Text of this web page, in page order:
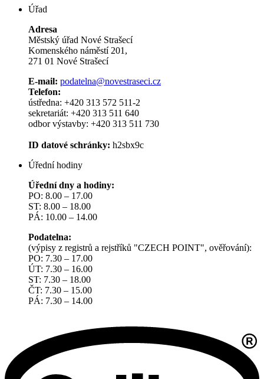
Úřad
Adresa
Městský úřad Nové Strašecí
Komenského náměstí 201,
271 01 Nové Strašecí
E-mail: podatelna@novestraseci.cz
Telefon:
ústředna: +420 313 572 511-2
sekretariát: +420 313 511 640
odbor výstavby: +420 313 511 730
ID datové schránky: h2sbx9c
Úřední hodiny
Úřední dny a hodiny:
PO: 8.00 – 17.00
ST: 8.00 – 18.00
PÁ: 10.00 – 14.00
Podatelna:
(výpisy z registrů a rejstříků "CZECH POINT", ověřování):
PO: 7.30 – 17.00
ÚT: 7.30 – 16.00
ST: 7.30 – 18.00
ČT: 7.30 – 15.00
PÁ: 7.30 – 14.00